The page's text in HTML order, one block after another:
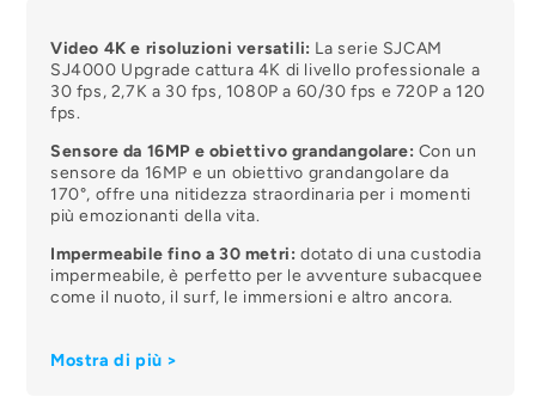
Video 4K e risoluzioni versatili: La serie SJCAM
SJ4000 Upgrade cattura 4K di livello professionale a
30 fps, 2,7K a 30 fps, 1080P a 60/30 fps e 720P a 120
fps.
Sensore da 16MP e obiettivo grandangolare: Con un
sensore da 16MP e un obiettivo grandangolare da
170°, offre una nitidezza straordinaria per i momenti
più emozionanti della vita.
Impermeabile fino a 30 metri: dotato di una custodia
impermeabile, è perfetto per le avventure subacquee
come il nuoto, il surf, le immersioni e altro ancora.
schermo anteriore per i selfie a quello posteriore da 2
Mostra di più >